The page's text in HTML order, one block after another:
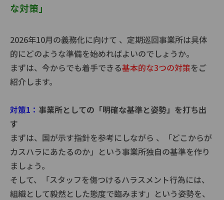
な対策」
2026年10月の義務化に向けて 、定期巡回事業所は具体
的にどのような準備を始めればよいのでしょうか。
まずは、今からでも着手できる基本的な3つの対策をご
紹介します。
対策1： 事業所としての「明確な基準と姿勢」を打ち出
す
まずは、国が示す指針を参考にしながら 、「どこからが
カスハラにあたるのか」という事業所独自の基準を作り
ましょう。
そして、「スタッフを傷つけるハラスメント行為には、
組織として毅然とした態度で臨みます」という姿勢を、